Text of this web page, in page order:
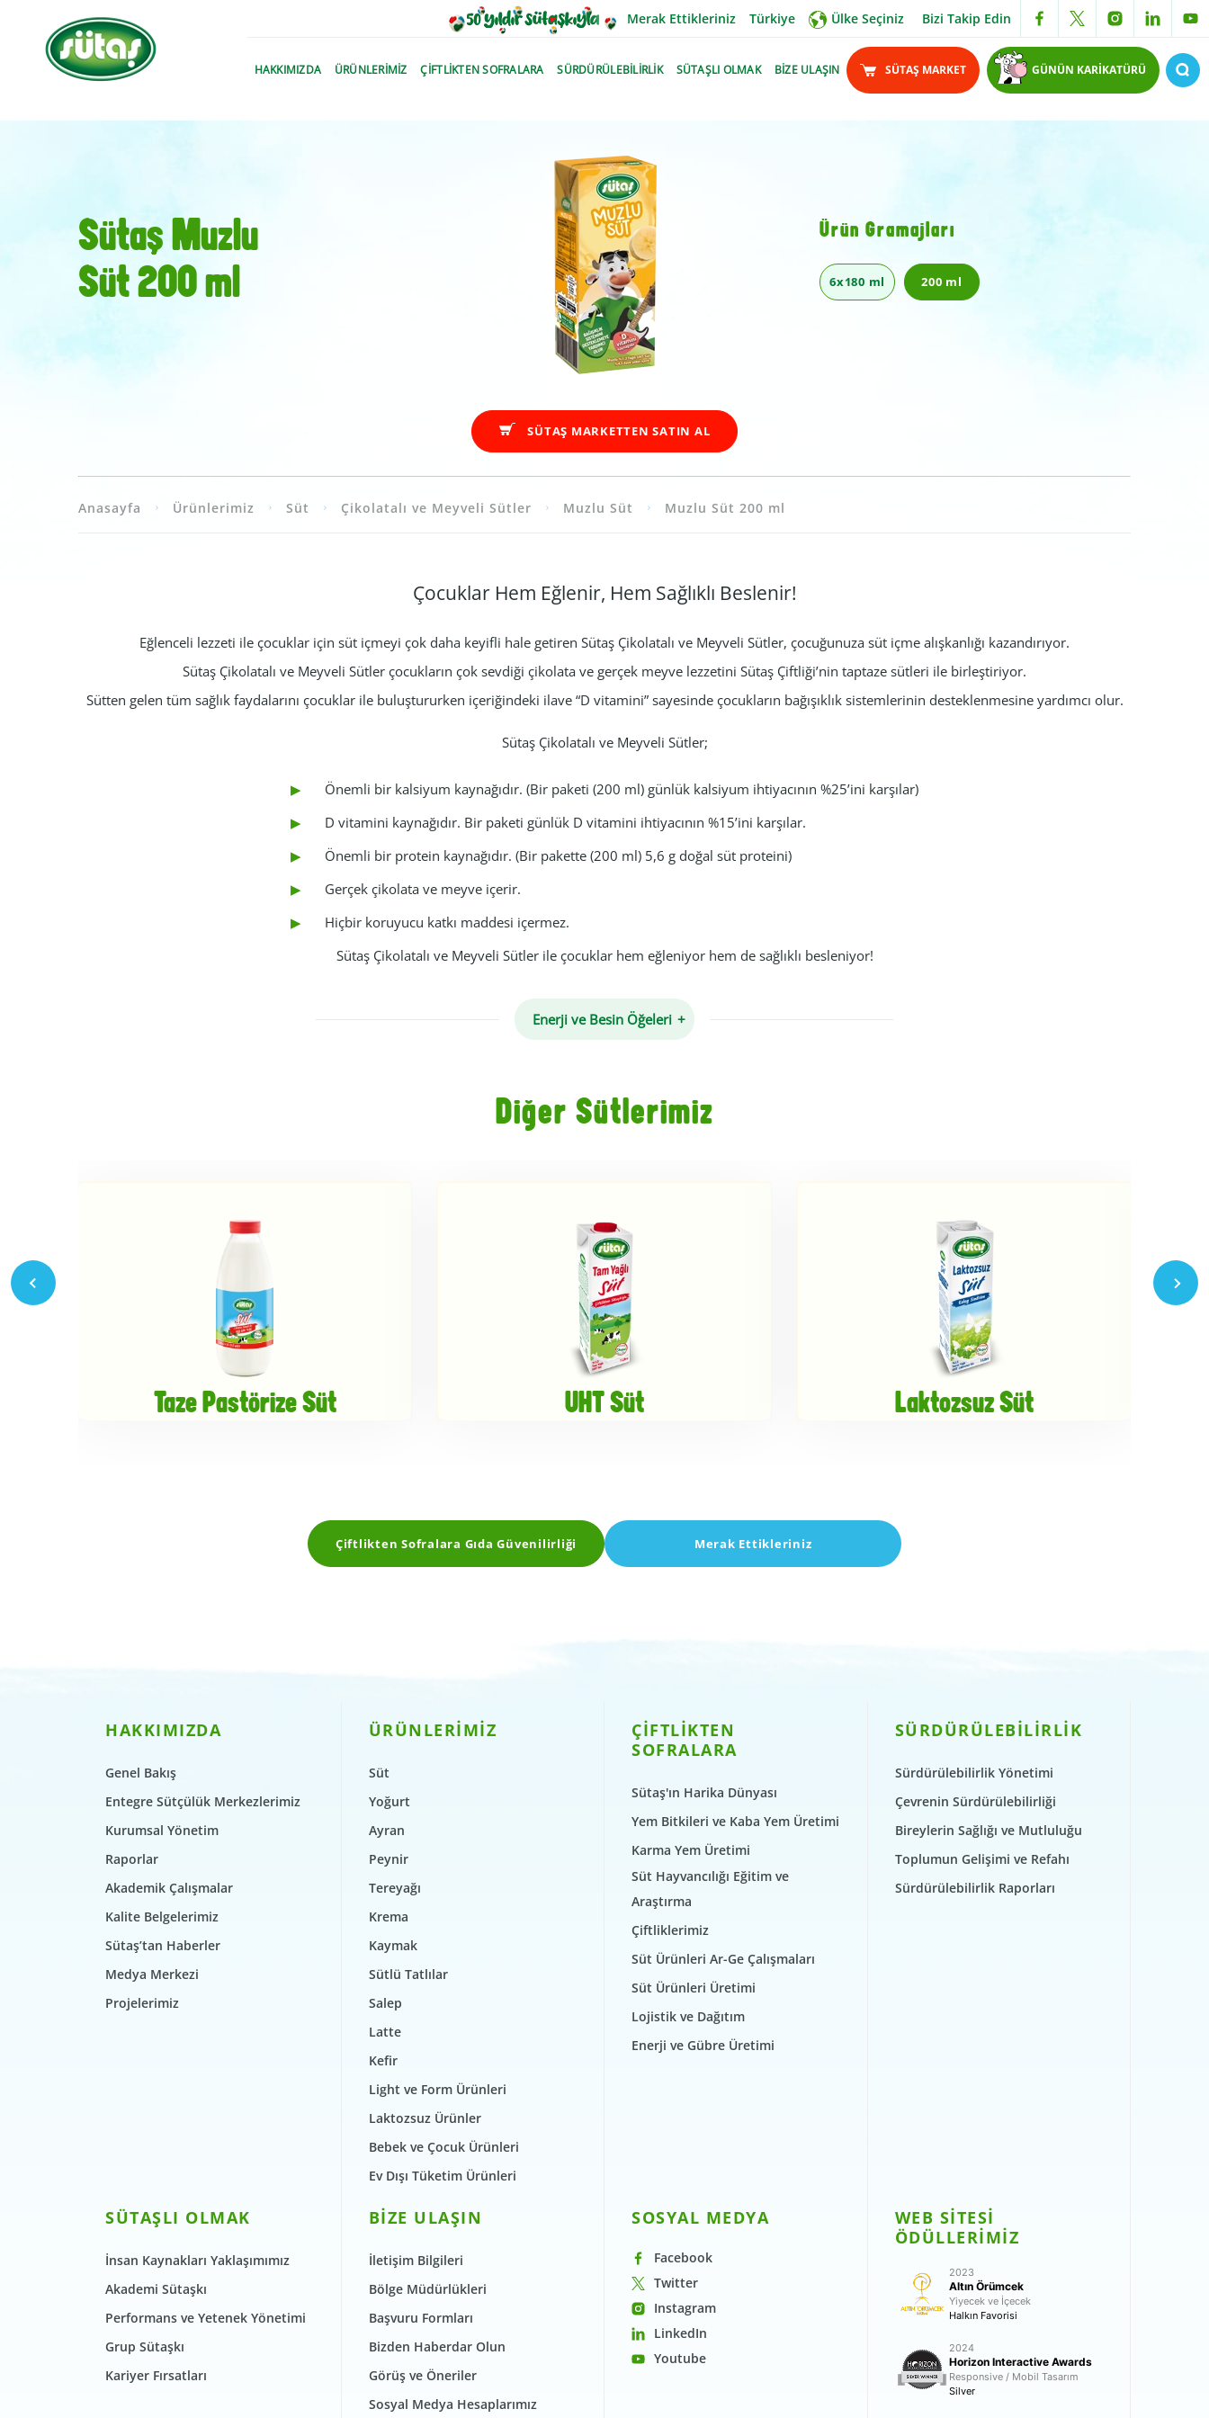
Merak Ettikleriniz Türkiye Ülke Seçiniz Bizi Takip Edin
HAKKIMIZDA ÜRÜNLERİMİZ ÇİFTLİKTEN SOFRALARA SÜRDÜRÜLEBİLİRLİK SÜTAŞLI OLMAK BİZE ULAŞIN SÜTAŞ MARKET GÜNÜN KARİKATÜRÜ
Sütaş Muzlu
Süt 200 ml
Ürün Gramajları
6x180 ml 200 ml
SÜTAŞ MARKETTEN SATIN AL
Anasayfa Ürünlerimiz Süt Çikolatalı ve Meyveli Sütler Muzlu Süt Muzlu Süt 200 ml
Çocuklar Hem Eğlenir, Hem Sağlıklı Beslenir!
Eğlenceli lezzeti ile çocuklar için süt içmeyi çok daha keyifli hale getiren Sütaş Çikolatalı ve Meyveli Sütler, çocuğunuza süt içme alışkanlığı kazandırıyor.
Sütaş Çikolatalı ve Meyveli Sütler çocukların çok sevdiği çikolata ve gerçek meyve lezzetini Sütaş Çiftliği’nin taptaze sütleri ile birleştiriyor.
Sütten gelen tüm sağlık faydalarını çocuklar ile buluştururken içeriğindeki ilave “D vitamini” sayesinde çocukların bağışıklık sistemlerinin desteklenmesine yardımcı olur.
Sütaş Çikolatalı ve Meyveli Sütler;
Önemli bir kalsiyum kaynağıdır. (Bir paketi (200 ml) günlük kalsiyum ihtiyacının %25’ini karşılar)
D vitamini kaynağıdır. Bir paketi günlük D vitamini ihtiyacının %15’ini karşılar.
Önemli bir protein kaynağıdır. (Bir pakette (200 ml) 5,6 g doğal süt proteini)
Gerçek çikolata ve meyve içerir.
Hiçbir koruyucu katkı maddesi içermez.
Sütaş Çikolatalı ve Meyveli Sütler ile çocuklar hem eğleniyor hem de sağlıklı besleniyor!
Enerji ve Besin Öğeleri
Diğer Sütlerimiz
Taze Pastörize Süt UHT Süt Laktozsuz Süt
Çiftlikten Sofralara Gıda Güvenilirliği Merak Ettikleriniz
HAKKIMIZDA
Genel Bakış
Entegre Sütçülük Merkezlerimiz
Kurumsal Yönetim
Raporlar
Akademik Çalışmalar
Kalite Belgelerimiz
Sütaş’tan Haberler
Medya Merkezi
Projelerimiz
ÜRÜNLERİMİZ
Süt
Yoğurt
Ayran
Peynir
Tereyağı
Krema
Kaymak
Sütlü Tatlılar
Salep
Latte
Kefir
Light ve Form Ürünleri
Laktozsuz Ürünler
Bebek ve Çocuk Ürünleri
Ev Dışı Tüketim Ürünleri
ÇİFTLİKTEN
SOFRALARA
Sütaş'ın Harika Dünyası
Yem Bitkileri ve Kaba Yem Üretimi
Karma Yem Üretimi
Süt Hayvancılığı Eğitim ve
Araştırma
Çiftliklerimiz
Süt Ürünleri Ar-Ge Çalışmaları
Süt Ürünleri Üretimi
Lojistik ve Dağıtım
Enerji ve Gübre Üretimi
SÜRDÜRÜLEBİLİRLİK
Sürdürülebilirlik Yönetimi
Çevrenin Sürdürülebilirliği
Bireylerin Sağlığı ve Mutluluğu
Toplumun Gelişimi ve Refahı
Sürdürülebilirlik Raporları
SÜTAŞLI OLMAK
İnsan Kaynakları Yaklaşımımız
Akademi Sütaşkı
Performans ve Yetenek Yönetimi
Grup Sütaşkı
Kariyer Fırsatları
BİZE ULAŞIN
İletişim Bilgileri
Bölge Müdürlükleri
Başvuru Formları
Bizden Haberdar Olun
Görüş ve Öneriler
Sosyal Medya Hesaplarımız
SOSYAL MEDYA
Facebook
Twitter
Instagram
LinkedIn
Youtube
WEB SİTESİ
ÖDÜLLERİMİZ
2023
Altın Örümcek
Yiyecek ve İçecek
Halkın Favorisi
2024
Horizon Interactive Awards
Responsive / Mobil Tasarım
Silver